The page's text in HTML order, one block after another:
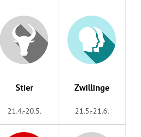
Stier
21.4.-20.5.
Zwillinge
21.5.-21.6.